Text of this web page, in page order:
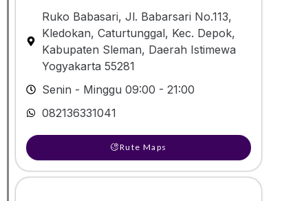
Ruko Babasari, Jl. Babarsari No.113,
Kledokan, Caturtunggal, Kec. Depok,
Kabupaten Sleman, Daerah Istimewa
Yogyakarta 55281
Senin - Minggu 09:00 - 21:00
082136331041
Rute Maps